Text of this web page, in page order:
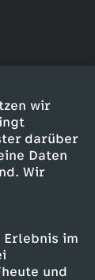
wir
darüber
Daten
Wir
im
und